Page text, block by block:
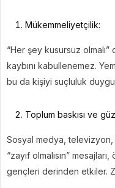
Mükemmeliyetçilik:
“Her şey kusursuz
kaybını kabullenemez.
bu da kişiyi suçluluk
Toplum baskısı ve
Sosyal medya,
“zayıf olmalısın”
gençleri derinden etkiler.